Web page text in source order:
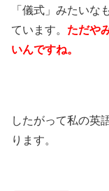
「儀式」みたいな
ています。 ただや
いんですね。
したがって私の英
ります。